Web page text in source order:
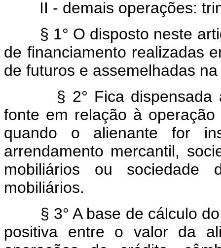
II - demais operações:
§ 1° O disposto neste
de financiamento realizadas
de futuros e assemelhadas
§ 2° Fica
fonte em relação à
quando o alienante for
arrendamento mercantil,
mobiliários ou sociedade
mobiliários.
§ 3° A base de cálculo
positiva entre o valor da